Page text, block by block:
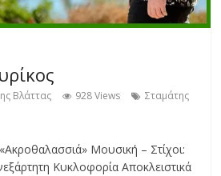
Βλάττας 928 Views
Σταμάτης
Μουσική – Στίχοι:
Κυκλοφορία Αποκλειστικά